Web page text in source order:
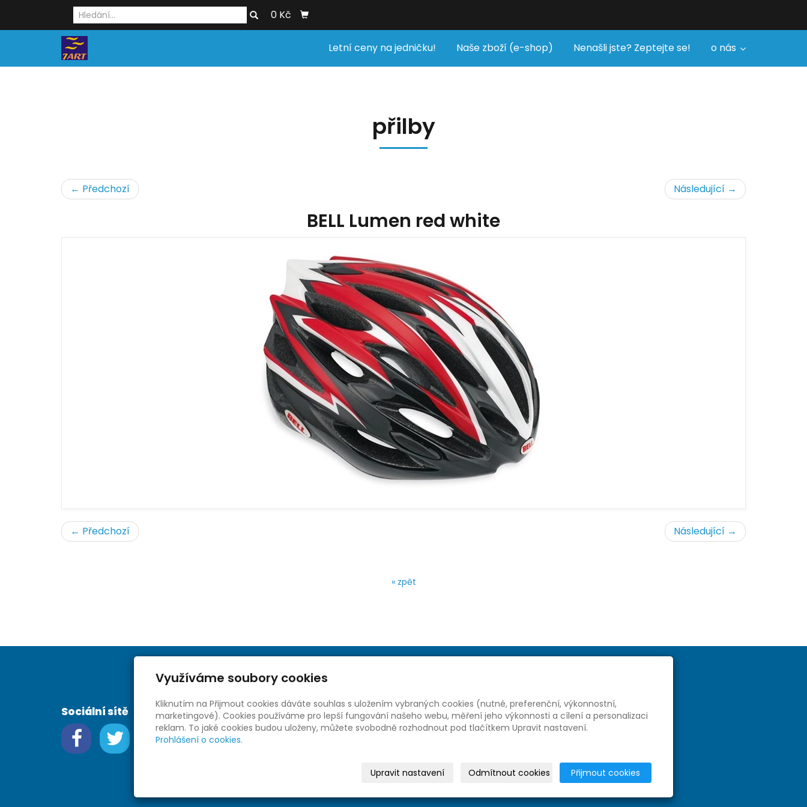
0 Kč
Letní ceny na jedničku! Naše zboží (e-shop) Nenašli jste? Zeptejte se! o nás
přilby
← Předchozí Následující →
BELL Lumen red white
← Předchozí Následující →
« zpět
Sociální sítě
Využíváme soubory cookies
Kliknutím na Přijmout cookies dáváte souhlas s uložením vybraných cookies (nutné, preferenční, výkonnostní,
marketingové). Cookies používáme pro lepší fungování našeho webu, měření jeho výkonnosti a cílení a personalizaci
reklam. To jaké cookies budou uloženy, můžete svobodně rozhodnout pod tlačítkem Upravit nastavení.
Prohlášení o cookies.
Upravit nastavení Odmítnout cookies Přijmout cookies